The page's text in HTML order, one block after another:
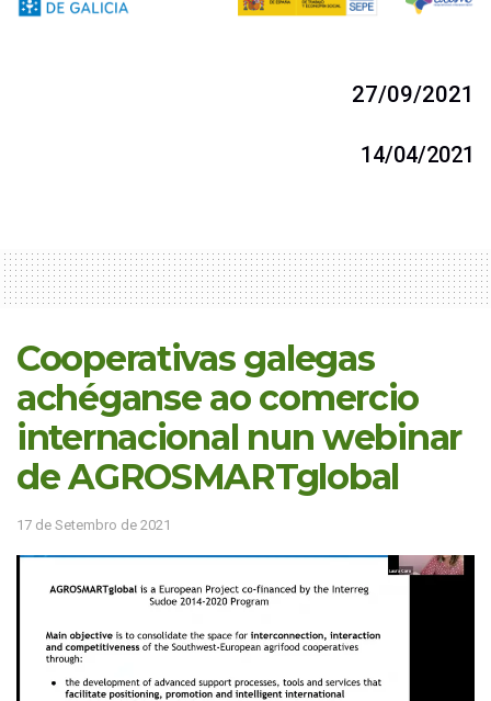
27/09/2021
14/04/2021
Cooperativas galegas
achéganse ao comercio
internacional nun webinar
de AGROSMARTglobal
17 de Setembro de 2021